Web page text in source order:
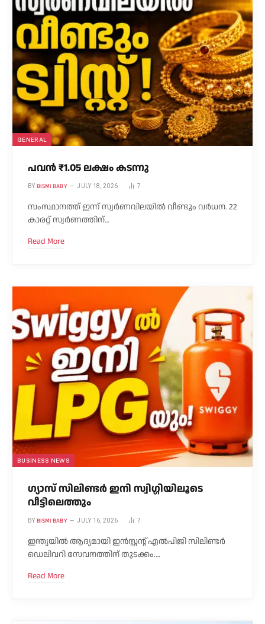
GENERAL
പവൻ ₹1.05 ലക്ഷം കടന്നു
BY BISMI BABY JULY 18, 2026 7
സംസ്ഥാനത്ത് ഇന്ന് സ്വർണവിലയിൽ വീണ്ടും വർധന. 22
കാരറ്റ് സ്വർണത്തിന്…
Read More
BUSINESS NEWS
ഗ്യാസ് സിലിണ്ടർ ഇനി സ്വിഗ്ഗിയിലൂടെ
വീട്ടിലെത്തും
BY BISMI BABY JULY 16, 2026 7
ഇന്ത്യയിൽ ആദ്യമായി ഇൻസ്റ്റന്റ് എൽപിജി സിലിണ്ടർ
ഡെലിവറി സേവനത്തിന് തുടക്കം.…
Read More